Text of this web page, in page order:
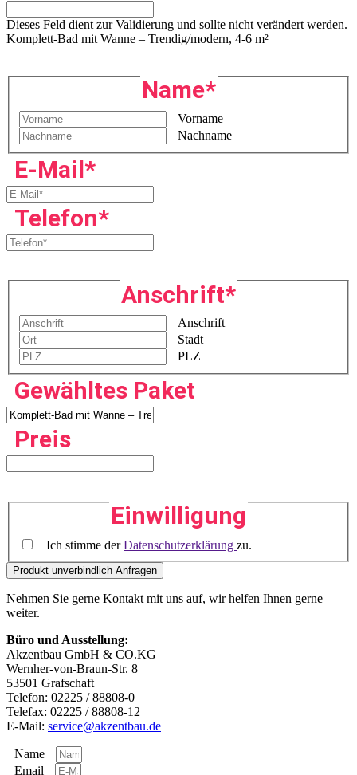
Dieses Feld dient zur Validierung und sollte nicht verändert werden.
Komplett-Bad mit Wanne – Trendig/modern, 4-6 m²
Name*
Vorname
Nachname
E-Mail*
Telefon*
Anschrift*
Anschrift
Stadt
PLZ
Gewähltes Paket
Preis
Einwilligung
Ich stimme derDatenschutzerklärung zu.
Nehmen Sie gerne Kontakt mit uns auf, wir helfen Ihnen gerne
weiter.
Büro und Ausstellung:
Akzentbau GmbH & CO.KG
Wernher-von-Braun-Str. 8
53501 Grafschaft
Telefon: 02225 / 88808-0
Telefax: 02225 / 88808-12
E-Mail: service@akzentbau.de
Name
Email